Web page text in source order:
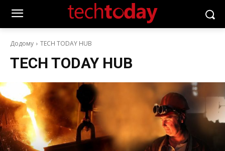
Додому TECH TODAY HUB
TECH TODAY HUB